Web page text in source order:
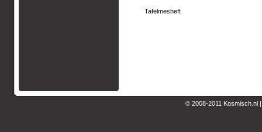
Tafelmesheft
© 2008-2011 Kosmisch.nl